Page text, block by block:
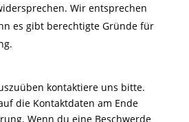
Wir entsprechen
es gibt berechtigte Gründe für
kontaktiere uns bitte.
die Kontaktdaten am Ende
Wenn du eine Beschwerde